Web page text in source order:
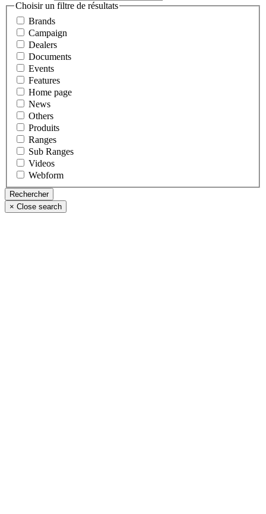
Choisir un filtre de résultats
Brands
Campaign
Dealers
Documents
Events
Features
Home page
News
Others
Produits
Ranges
Sub Ranges
Videos
Webform
× Close search